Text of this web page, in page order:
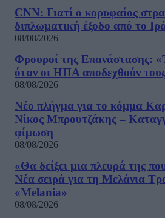
CNN: Γιατί ο κορυφαίος
διπλωματική έξοδο από το
08/08/2026
Φρουροί της Επανάστασης:
όταν οι ΗΠΑ αποδεχθούν
08/08/2026
Νέο πλήγμα για το κόμμα
Νίκος Μπρουτζάκης –
φίμωση
08/08/2026
«Θα δείξει μια πλευρά της
Νέα σειρά για τη Μελάνια
«Melania»
08/08/2026